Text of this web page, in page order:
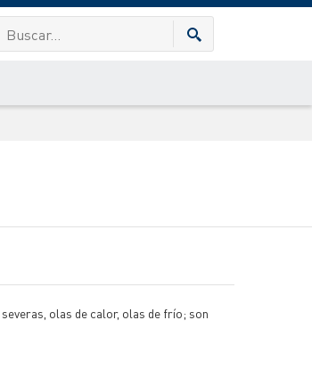
olas de calor, olas de frío; son